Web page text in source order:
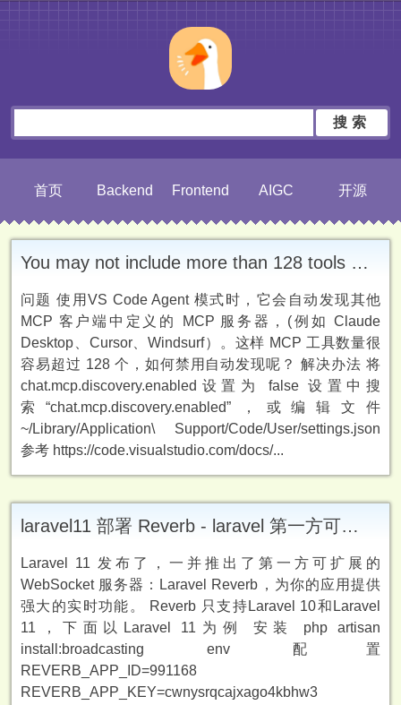
搜索
首页 Backend Frontend AIGC 开源
You may not include more than 128 tools in your request.
问题 使用VS Code Agent 模式时，它会自动发现其他
MCP 客户端中定义的 MCP 服务器，(例如 Claude
Desktop、Cursor、Windsurf）。这样 MCP 工具数量很
容易超过 128 个，如何禁用自动发现呢？ 解决办法 将
chat.mcp.discovery.enabled设置为 false 设置中搜
索“chat.mcp.discovery.enabled”，或编辑文件
~/Library/Application\ Support/Code/User/settings.json
参考 https://code.visualstudio.com/docs/...
laravel11 部署 Reverb - laravel 第一方可扩展的 WebSocket 服务器
Laravel 11 发布了，一并推出了第一方可扩展的
WebSocket 服务器：Laravel Reverb，为你的应用提供
强大的实时功能。 Reverb 只支持Laravel 10和Laravel
11，下面以Laravel 11为例 安装 php artisan
install:broadcasting env 配置
REVERB_APP_ID=991168
REVERB_APP_KEY=cwnysrqcajxago4kbhw3